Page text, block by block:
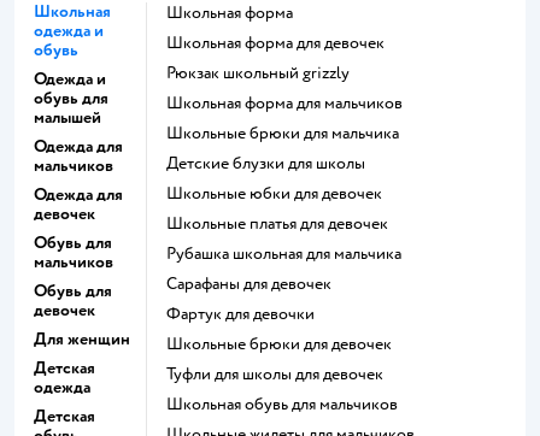
Школьная
одежда и
обувь
Одежда и
обувь для
малышей
Одежда для
мальчиков
Одежда для
девочек
Обувь для
мальчиков
Обувь для
девочек
Для женщин
Детская
одежда
Детская
Школьная форма
Школьная форма для девочек
Рюкзак школьный grizzly
Школьная форма для мальчиков
Школьные брюки для мальчика
Детские блузки для школы
Школьные юбки для девочек
Школьные платья для девочек
Рубашка школьная для мальчика
Сарафаны для девочек
Фартук для девочки
Школьные брюки для девочек
Туфли для школы для девочек
Школьная обувь для мальчиков